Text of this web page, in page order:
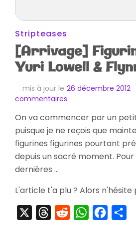
Stripteases
[Arrivage]
Yuri Lowell &
mis à jour le 26 décembre 2012
commentaires
Figurines
1/8
de
Yuri
Lowell
Scifo
On va commencer par un
puisque je ne reçois que
figurines figurines pourtant
depuis un sacré moment. Pour
dernières …
L'article t'a plu ? Alors
ThreadsRedditWhatsApp